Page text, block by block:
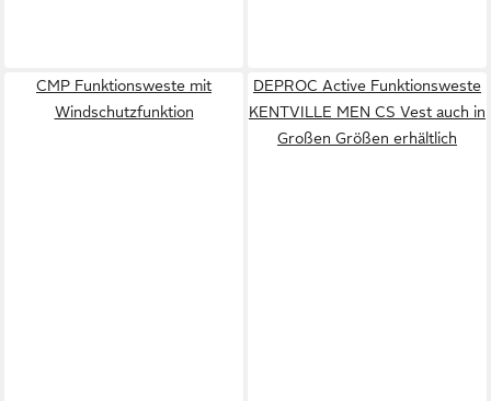
CMP Funktionsweste mit
Windschutzfunktion
DEPROC Active Funktionsweste
KENTVILLE MEN CS Vest auch in
Großen Größen erhältlich